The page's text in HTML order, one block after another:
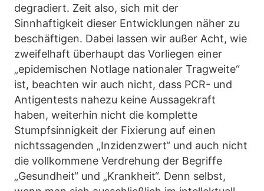
degradiert. Zeit also, sich mit der
Sinnhaftigkeit dieser Entwicklungen näher zu
beschäftigen. Dabei lassen wir außer Acht, wie
zweifelhaft überhaupt das Vorliegen einer
„epidemischen Notlage nationaler Tragweite“
ist, beachten wir auch nicht, dass PCR- und
Antigentests nahezu keine Aussagekraft
haben, weiterhin nicht die komplette
Stumpfsinnigkeit der Fixierung auf einen
nichtssagenden „Inzidenzwert“ und auch nicht
die vollkommene Verdrehung der Begriffe
„Gesundheit“ und „Krankheit“. Denn selbst,